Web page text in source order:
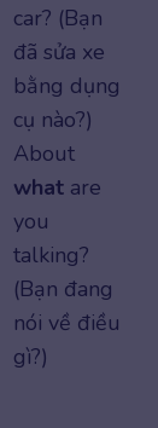
car? (Bạn
đã sửa xe
bằng dụng
cụ nào?)
About
what are
you
talking?
(Bạn đang
nói về điều
gì?)